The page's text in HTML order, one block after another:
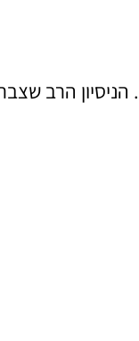
הרב